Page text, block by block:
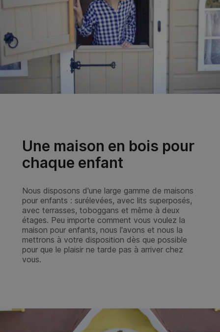
Une maison en bois pour
chaque enfant
Nous disposons d'une large gamme de maisons
pour enfants : surélevées, avec lits superposés,
avec terrasses, toboggans et même à deux
étages. Peu importe comment vous voulez la
maison pour enfants, nous l'avons et nous la
mettrons à votre disposition dès que possible
pour que le plaisir ne tarde pas à arriver chez
vous.